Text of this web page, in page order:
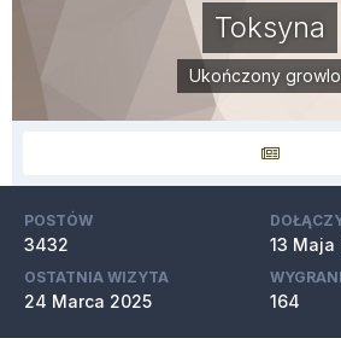
Toksyna
Ukończony
POSTÓW
3432 13 Maja
OSTATNIA WIZYTA
24 Marca 2025 164